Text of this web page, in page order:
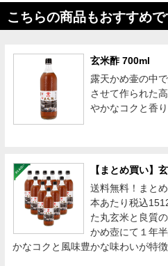
こちらの商品もおすすめで
玄米酢 700ml
露天かめ壷の中
させて作られた
やかなコクと香
【まとめ買い】
送料無料！まと
本あたり税込
た丸玄米と良質
かめ壺にて１年
かなコクと風味豊かな味わいが特徴